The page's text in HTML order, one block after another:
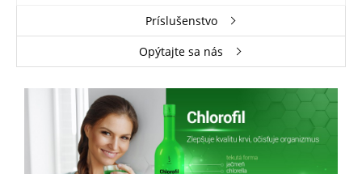
Príslušenstvo
Opýtajte sa nás